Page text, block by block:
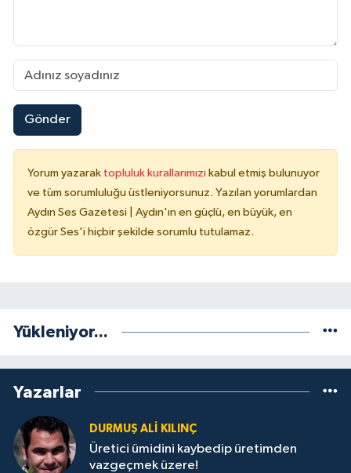
Gönder
Yorum yazarak topluluk kurallarımızı kabul etmiş bulunuyor
ve tüm sorumluluğu üstleniyorsunuz. Yazılan yorumlardan
Aydın Ses Gazetesi | Aydın'ın en güçlü, en büyük, en
özgür Ses'i hiçbir şekilde sorumlu tutulamaz.
Yükleniyor...
Yazarlar
DURMUŞ ALI KILINÇ
Üretici ümidini kaybedip üretimden
vazgeçmek üzere!